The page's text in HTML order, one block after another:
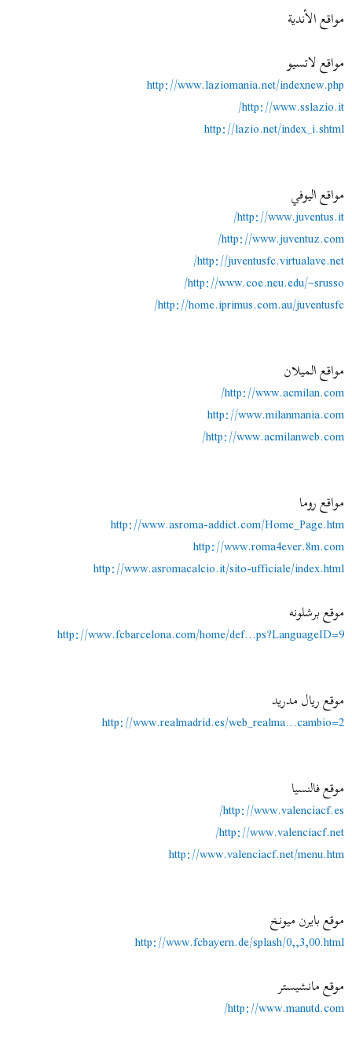
مواقع الأندية
مواقع لاتسيو
http://www.laziomania.net/indexnew.php
http://www.sslazio.it/
http://lazio.net/index_i.shtml
مواقع اليوفي
http://www.juventus.it/
http://www.juventuz.com/
http://juventusfc.virtualave.net/
http://www.coe.neu.edu/~srusso/
http://home.iprimus.com.au/juventusfc/
مواقع الميلان
http://www.acmilan.com/
http://www.milanmania.com
http://www.acmilanweb.com/
مواقع روما
http://www.asroma-addict.com/Home_Page.htm
http://www.roma4ever.8m.com
http://www.asromacalcio.it/sito-ufficiale/index.html
موقع برشلونه
http://www.fcbarcelona.com/home/def...ps?LanguageID=9
موقع ريال مدريد
http://www.realmadrid.es/web_realma...cambio=2
موقع فالنسيا
http://www.valenciacf.es/
http://www.valenciacf.net/
http://www.valenciacf.net/menu.htm
موقع بايرن ميونخ
http://www.fcbayern.de/splash/0,,3,00.html
موقع مانشيستر
http://www.manutd.com/